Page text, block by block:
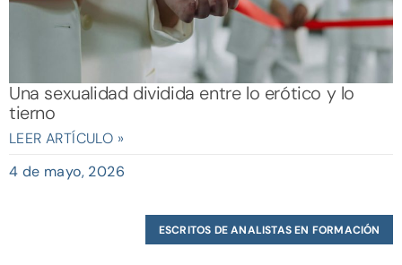
Una sexualidad dividida entre lo erótico y lo
tierno
LEER ARTÍCULO »
4 de mayo, 2026
ESCRITOS DE ANALISTAS EN FORMACIÓN